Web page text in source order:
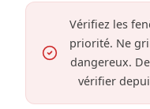
Vérifiez les
priorité. Ne
dangereux.
vérifier